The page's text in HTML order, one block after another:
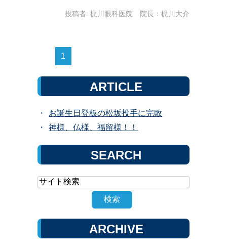
投稿者: 梶川眼科医院 院長：梶川大介
1
ARTICLE
お誕生日登板の松坂投手に完敗
神様、仏様、福留様！！
SEARCH
ARCHIVE